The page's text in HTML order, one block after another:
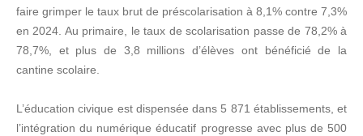
faire grimper le taux brut de préscolarisation à 8,1% contre 7,3%
en 2024. Au primaire, le taux de scolarisation passe de 78,2% à
78,7%, et plus de 3,8 millions d’élèves ont bénéficié de la
cantine scolaire.
L’éducation civique est dispensée dans 5 871 établissements, et
l’intégration du numérique éducatif progresse avec plus de 500